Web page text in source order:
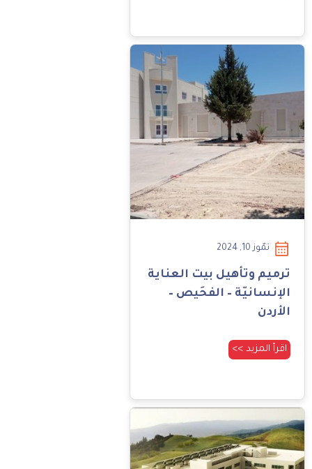
تمّوز 10, 2024
ترميم وتأهيل بيت العناية
الإنسانيّة – الفحَيص –
الأردن
اقرأ المزيد >>